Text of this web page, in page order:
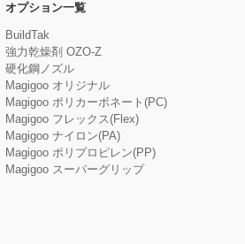
オプション一覧
BuildTak
強力乾燥剤 OZO-Z
硬化鋼ノズル
Magigoo オリジナル
Magigoo ポリカーボネート(PC)
Magigoo フレックス(Flex)
Magigoo ナイロン(PA)
Magigoo ポリプロピレン(PP)
Magigoo スーパーグリップ